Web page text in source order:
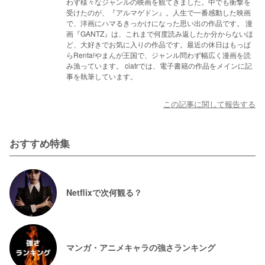
受けたのが、『アルマゲドン』。人生で一番感動した映画
で、洋画にハマるきっかけになった思い出の作品です。 漫
画『GANTZ』は、これまで何度読み返したか分からないほ
ど、大好きでお気に入りの作品です。最近の休日はもっぱ
らRenta!やまんが王国で、ジャンル問わず幅広く漫画を読
み漁っています。 ciatrでは、電子書籍の作品をメインに記
事を執筆しています。
この記事に関して報告する
おすすめ特集
Netflixで次何観る？
マンガ・アニメキャラの強さランキング